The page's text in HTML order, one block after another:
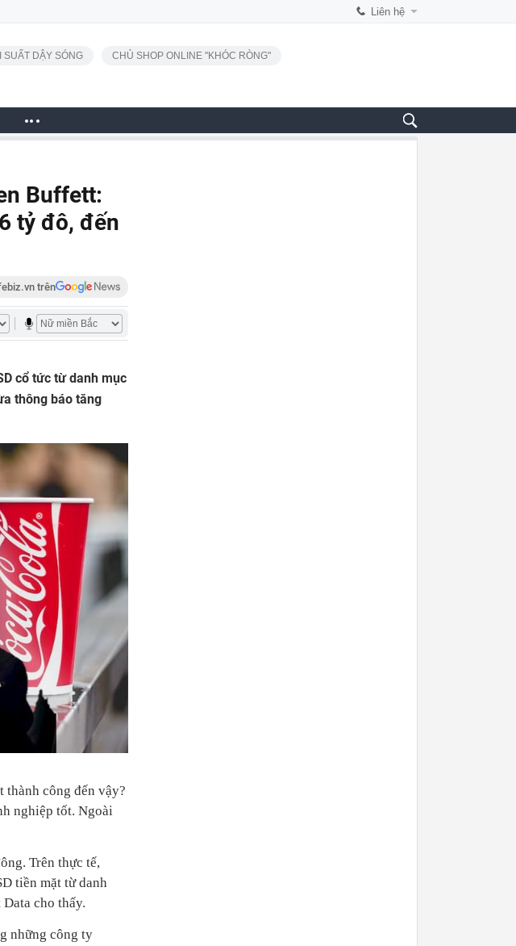
Liên hệ
SUẤT DẬY SÓNG CHỦ SHOP ONLINE "KHÓC RÒNG"
Buffett:
tỷ đô, đến
trên
cổ tức từ danh mục
thông báo tăng
thành công đến vậy?
nghiệp tốt. Ngoài
Trên thực tế,
tiền mặt từ danh
cho thấy.
những công ty